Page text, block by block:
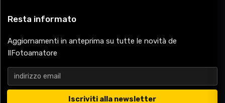
Resta informato
Aggiornamenti in anteprima su tutte le novità de
IlFotoamatore
Iscriviti alla newsletter